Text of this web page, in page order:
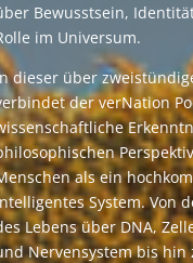
Bewusstsein,
im Universum.
dieser über
der verNation
als ein
System. Von
Lebens über DNA,
Nervensystem bis hin